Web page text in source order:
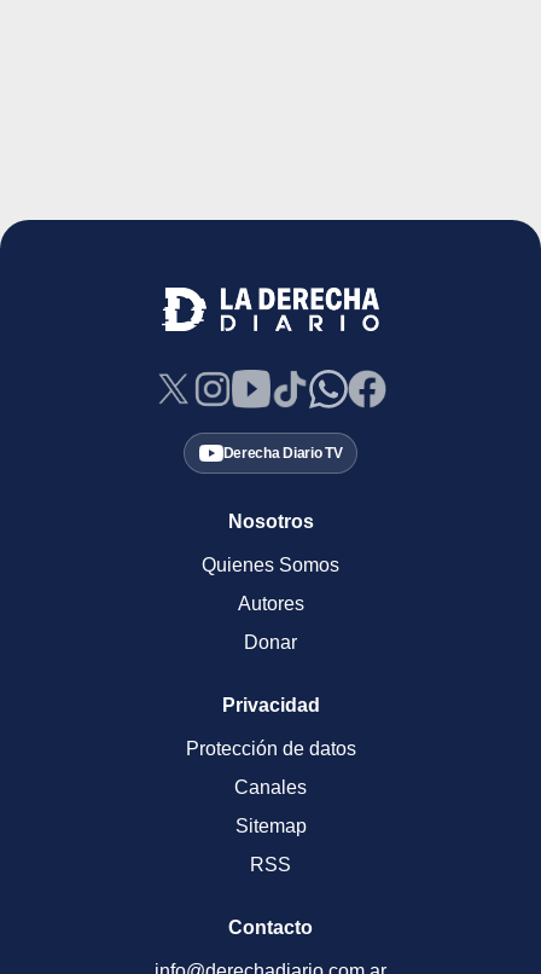
Derecha Diario TV
Nosotros
Quienes Somos
Autores
Donar
Privacidad
Protección de datos
Canales
Sitemap
RSS
Contacto